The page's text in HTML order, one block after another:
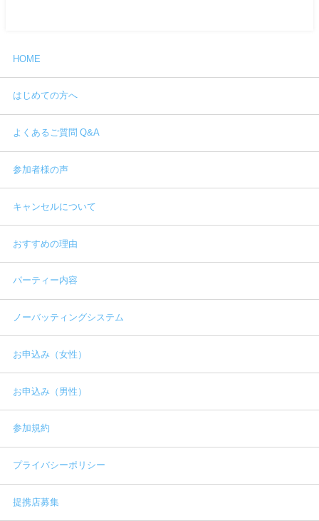
HOME
はじめての方へ
よくあるご質問 Q&A
参加者様の声
キャンセルについて
おすすめの理由
パーティー内容
ノーバッティングシステム
お申込み（女性）
お申込み（男性）
参加規約
プライバシーポリシー
提携店募集